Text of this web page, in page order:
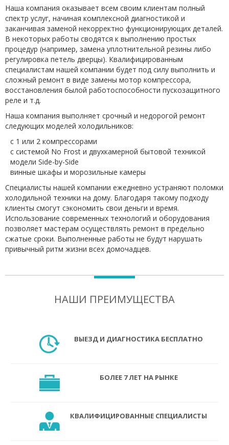
Наша компания оказывает всем своим клиентам полный
спектр услуг, начиная комплексной диагностикой и
заканчивая заменой некорректно функционирующих деталей.
В некоторых работы сводятся к выполнению простых
процедур (например, замена уплотнительной резины либо
регулировка петель дверцы). Квалифицированным
специалистам нашей компании будет под силу выполнить и
сложный ремонт в виде замены мотор компрессора,
восстановления былой работоспособности пускозащитного
реле и т.д.
Наша компания выполняет срочный и недорогой ремонт
следующих моделей холодильников:
с 1 или 2 компрессорами
с системой No Frost и двухкамерной бытовой техникой
модели Side-by-Side
винные шкафы и морозильные камеры
Специалисты нашей компании ежедневно устраняют поломки
холодильной техники на дому. Благодаря такому подходу
клиенты смогут сэкономить свои деньги и время.
Использование современных технологий и оборудования
позволяет мастерам осуществлять ремонт в предельно
сжатые сроки. Выполненные работы не будут нарушать
привычный ритм жизни всех домочадцев.
НАШИ ПРЕИМУЩЕСТВА
ВЫЕЗД И ДИАГНОСТИКА БЕСПЛАТНО
БОЛЕЕ 7 ЛЕТ НА РЫНКЕ
КВАЛИФИЦИРОВАННЫЕ СПЕЦИАЛИСТЫ